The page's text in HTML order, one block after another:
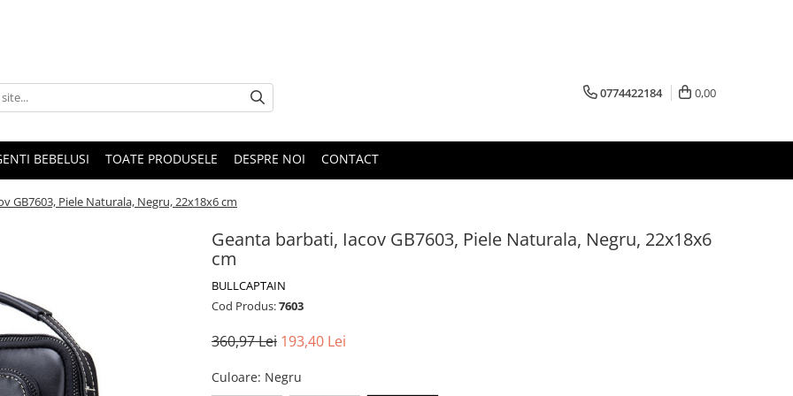
0774422184 0,00
BEBELUSI TOATE PRODUSELE DESPRE NOI CONTACT
GB7603, Piele Naturala, Negru, 22x18x6 cm
Geanta barbati, Iacov GB7603, Piele Naturala, Negru, 22x18x6
cm
BULLCAPTAIN
Cod Produs:7603
360,97 Lei 193,40 Lei
Culoare: Negru